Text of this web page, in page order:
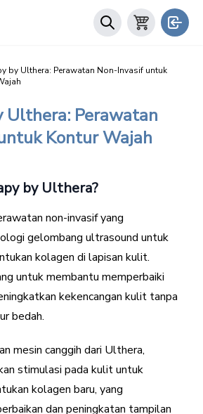
by Ulthera: Perawatan Non-Invasif untuk
Ulthera: Perawatan
Kontur Wajah
by Ulthera?
non-invasif yang
gelombang ultrasound untuk
kolagen di lapisan kulit.
untuk membantu memperbaiki
kekencangan kulit tanpa
bedah.
mesin canggih dari Ulthera,
stimulasi pada kulit untuk
kolagen baru, yang
dan peningkatan tampilan